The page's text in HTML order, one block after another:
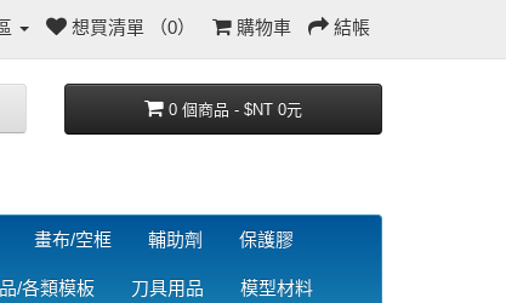
想買清單 （0） 購物車 結帳
0 個商品 - $NT 0元
畫布/空框 輔助劑 保護膠
/各類模板 刀具用品 模型材料